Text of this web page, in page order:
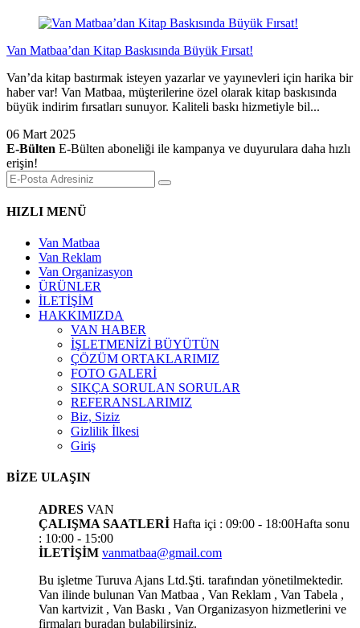
Van Matbaa’dan Kitap Baskısında Büyük Fırsat!
Van’da kitap bastırmak isteyen yazarlar ve yayınevleri için harika bir
haber var! Van Matbaa, müşterilerine özel olarak kitap baskısında
büyük indirim fırsatları sunuyor. Kaliteli baskı hizmetiyle bil...
06 Mart 2025
E-Bülten E-Bülten aboneliği ile kampanya ve duyurulara daha hızlı
erişin!
HIZLI MENÜ
Van Matbaa
Van Reklam
Van Organizasyon
ÜRÜNLER
İLETİŞİM
HAKKIMIZDA
VAN HABER
İŞLETMENİZİ BÜYÜTÜN
ÇÖZÜM ORTAKLARIMIZ
FOTO GALERİ
SIKÇA SORULAN SORULAR
REFERANSLARIMIZ
Biz, Siziz
Gizlilik İlkesi
Giriş
BİZE ULAŞIN
ADRES VAN
ÇALIŞMA SAATLERİ Hafta içi : 09:00 - 18:00Hafta sonu
: 10:00 - 15:00
İLETİŞİM vanmatbaa@gmail.com
Bu işletme Turuva Ajans Ltd.Şti. tarafından yönetilmektedir.
Van ilinde bulunan Van Matbaa , Van Reklam , Van Tabela ,
Van kartvizit , Van Baskı , Van Organizasyon hizmetlerini ve
firmaları buradan bulabilirsiniz.